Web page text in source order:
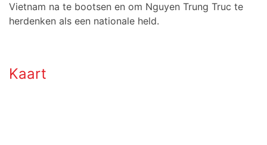
Vietnam na te bootsen en om Nguyen Trung Truc te
herdenken als een nationale held.
Kaart